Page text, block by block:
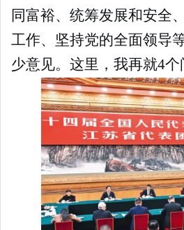
同富裕、统筹发展和安全
工作、坚持党的全面领导
少意见。这里，我再就4个